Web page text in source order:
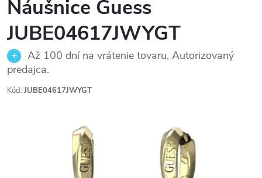
Náušnice Guess
JUBE04617JWYGT
Až 100 dní na vrátenie tovaru. Autorizovaný
predajca.
Kód: JUBE04617JWYGT